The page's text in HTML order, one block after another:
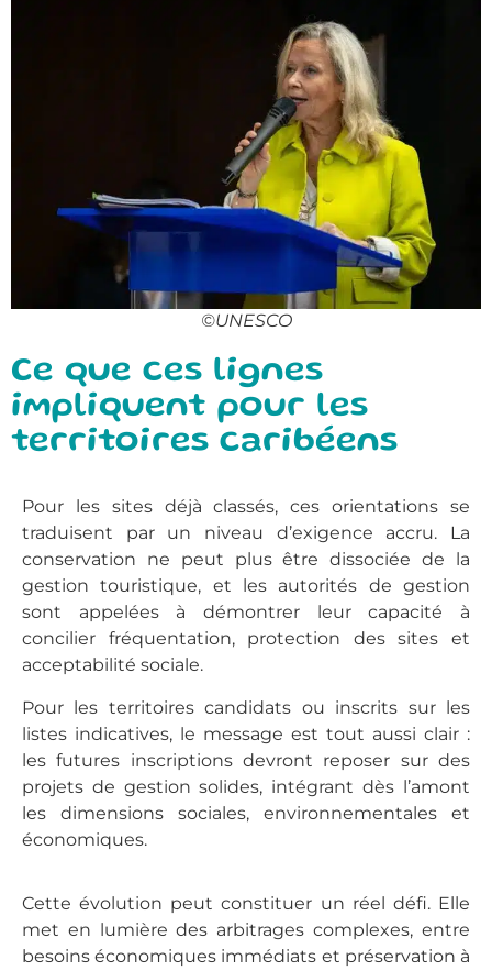
©UNESCO
Ce que ces lignes
impliquent pour les
territoires caribéens
Pour les sites déjà classés, ces orientations se
traduisent par un niveau d’exigence accru. La
conservation ne peut plus être dissociée de la
gestion touristique, et les autorités de gestion
sont appelées à démontrer leur capacité à
concilier fréquentation, protection des sites et
acceptabilité sociale.
Pour les territoires candidats ou inscrits sur les
listes indicatives, le message est tout aussi clair :
les futures inscriptions devront reposer sur des
projets de gestion solides, intégrant dès l’amont
les dimensions sociales, environnementales et
économiques.
Cette évolution peut constituer un réel défi. Elle
met en lumière des arbitrages complexes, entre
besoins économiques immédiats et préservation à